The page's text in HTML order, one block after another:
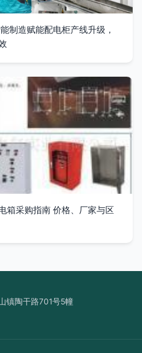
制造赋能配电柜产线升级，
箱采购指南 价格、厂家与区
镇陶干路701号5幢